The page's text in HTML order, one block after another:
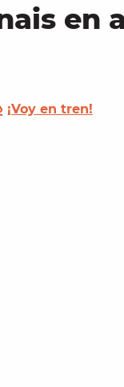
en
¡Voy en tren!